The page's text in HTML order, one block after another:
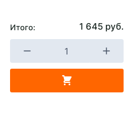
Итого: 1 645 руб.